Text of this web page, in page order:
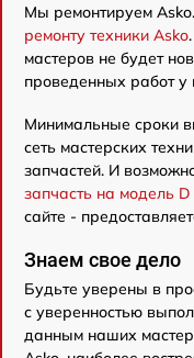
Мы ремонтируем
ремонту техники Asko
мастеров не будет
проведенных работ у
Минимальные сроки
сеть мастерских
запчастей. И
запчасть на модель
сайте -
Знаем свое дело
Будьте уверены в
с уверенностью
данным наших